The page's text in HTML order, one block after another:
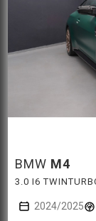
BMW M4
3.0 I6
2024/2025